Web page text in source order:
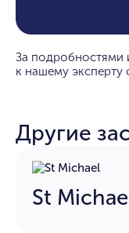
За подробностями
к нашему эксперту
Другие
St